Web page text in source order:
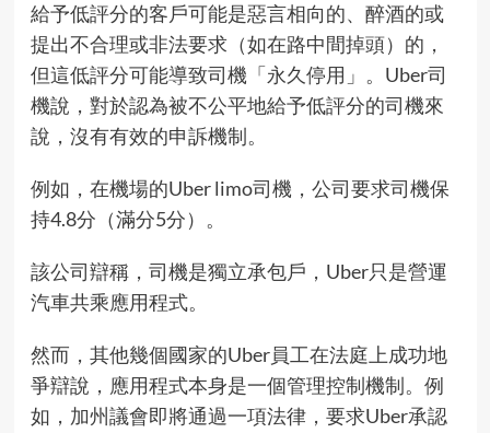
給予低評分的客戶可能是惡言相向的、醉酒的或
提出不合理或非法要求（如在路中間掉頭）的，
但這低評分可能導致司機「永久停用」。Uber司
機說，對於認為被不公平地給予低評分的司機來
說，沒有有效的申訴機制。
例如，在機場的Uber limo司機，公司要求司機保
持4.8分（滿分5分）。
該公司辯稱，司機是獨立承包戶，Uber只是營運
汽車共乘應用程式。
然而，其他幾個國家的Uber員工在法庭上成功地
爭辯說，應用程式本身是一個管理控制機制。例
如，加州議會即將通過一項法律，要求Uber承認